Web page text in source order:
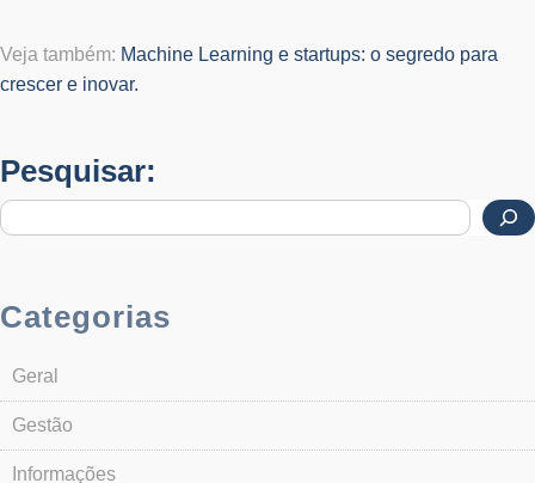
Veja também: Machine Learning e startups: o segredo para
crescer e inovar.
Pesquisar:
Categorias
Geral
Gestão
Informações